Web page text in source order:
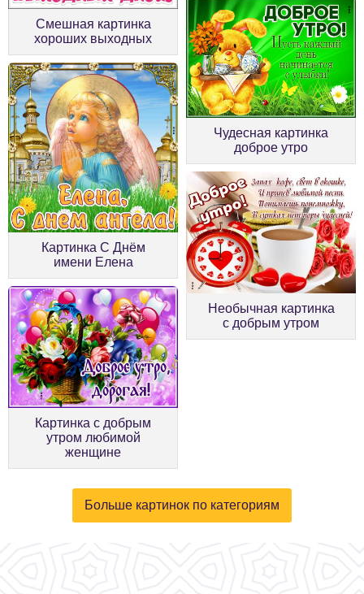
Смешная картинка
хороших выходных
Картинка С Днём
имени Елена
Чудесная картинка
доброе утро
Картинка с добрым
утром любимой
женщине
Необычная картинка
с добрым утром
Больше картинок по категориям